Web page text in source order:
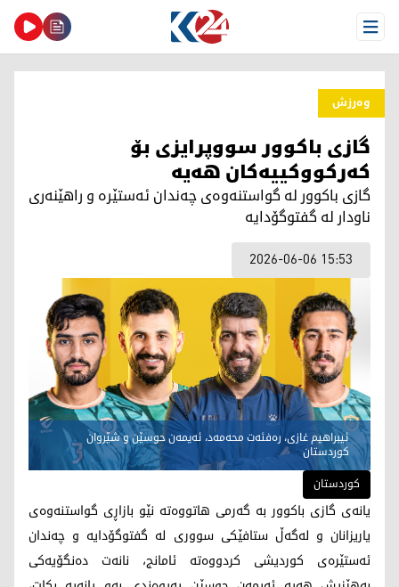
Open Menu
وەرزش
گازی باكوور سووپرایزی بۆ
كەركووكییەكان هەیە
گازی باكوور لە گواستنەوەی چەندان ئەستێرە و راهێنەری
ناودار لە گفتوگۆدایە
2026-06-06 15:53
ئیبراهیم غازی، رەفئەت محەمەد، ئەیمەن حوسێن و شێروان
كوردستان
کوردستان
یانەی گازی باكوور بە گەرمی هاتووەتە نێو بازاڕی گواستنەوەی
یاریزانان و لەگەڵ ستافێكی سووری لە گفتوگۆدایە و چەندان
ئەستێرەی كوردیشی كردووەتە ئامانج، نانەت دەنگۆیەكی